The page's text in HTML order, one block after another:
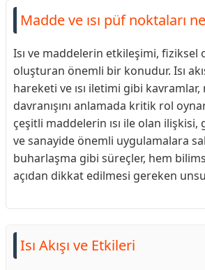
Madde ve ısı püf noktaları
Isı ve maddelerin etkileşimi, fiziksel
oluşturan önemli bir konudur. Isı
hareketi ve ısı iletimi gibi
davranışını anlamada kritik rol
çeşitli maddelerin ısı ile olan ilişkisi,
ve sanayide önemli uygulamalara
buharlaşma gibi süreçler, hem
açıdan dikkat edilmesi gereken
Isı Akışı ve Etkileri